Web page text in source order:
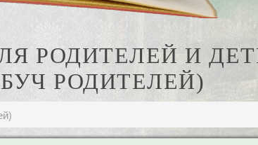
РОДИТЕЛЕЙ И
РОДИТЕЛЕЙ)